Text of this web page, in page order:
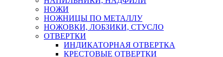
НОЖИ
НОЖНИЦЫ ПО МЕТАЛЛУ
НОЖОВКИ, ЛОБЗИКИ, СТУСЛО
ОТВЕРТКИ
ИНДИКАТОРНАЯ ОТВЕРТКА
КРЕСТОВЫЕ ОТВЕРТКИ